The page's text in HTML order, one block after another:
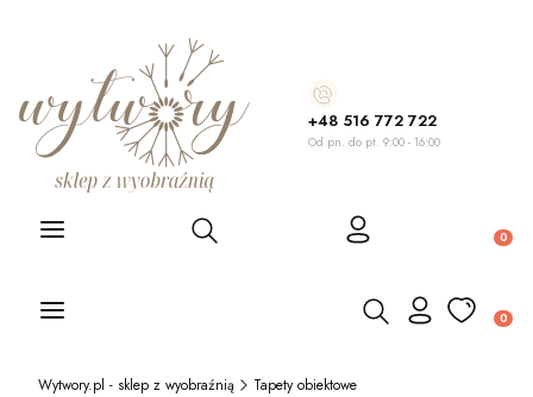
+48 516 772 722
Od pn. do pt. 9:00 - 16:00
Otwórz wyszukiwarkę
Otwórz wyszukiwarkę
Wytwory.pl - sklep z wyobraźnią Tapety obiektowe